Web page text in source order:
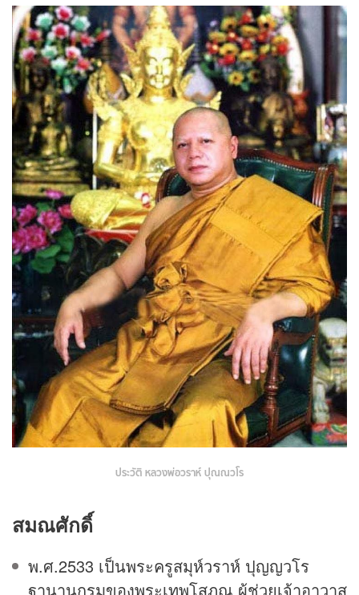
ประวัติ หลวงพ่อวราห์ ปุณณวโร
สมณศักดิ์
พ.ศ.2533 เป็นพระครูสมุห์วราห์ ปุญญวโร
ฐานานุกรมของพระเทพโสภณ ผู้ช่วยเจ้าอาวาส